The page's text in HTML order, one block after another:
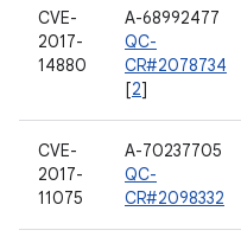
CVE-
2017-
14880
A-68992477
QC-
CR#2078734
[2]
CVE-
2017-
11075
A-70237705
QC-
CR#2098332